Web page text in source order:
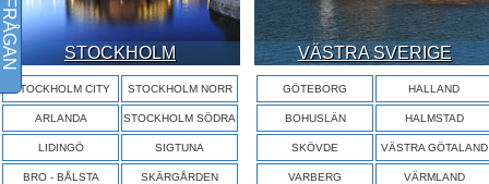
STOCKHOLM
STOCKHOLM CITY STOCKHOLM NORR
ARLANDA STOCKHOLM SÖDRA
LIDINGÖ SIGTUNA
BRO - BÅLSTA SKÄRGÅRDEN
VÄSTRA SVERIGE
GÖTEBORG HALLAND
BOHUSLÄN HALMSTAD
SKÖVDE VÄSTRA GÖTALAND
VARBERG VÄRMLAND